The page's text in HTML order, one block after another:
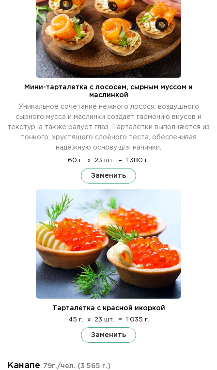
Мини-тарталетка с лососем, сырным муссом и
маслинкой
Уникальное сочетание нежного лосося, воздушного
сырного мусса и маслинки создаёт гармонию вкусов и
текстур, а также радует глаз. Тарталетки выполняются из
тонкого, хрустящего слоёного теста, обеспечивая
надёжную основу для начинки.
60 г. x 23 шт. = 1 380 г.
Заменить
Тарталетка с красной икоркой
45 г. x 23 шт. = 1 035 г.
Заменить
Канапе 79г./чел. (3 565 г.)